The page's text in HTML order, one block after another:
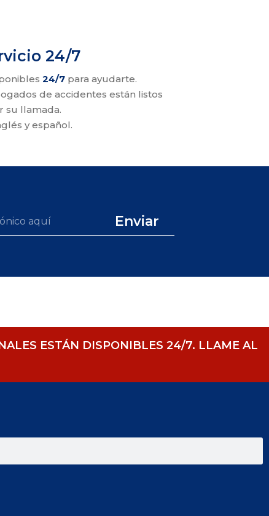
24/7
24/7para ayudarte.
de accidentes están listos
su llamada.
y español.
Enviar
ESTÁN DISPONIBLES 24/7. LLAME AL